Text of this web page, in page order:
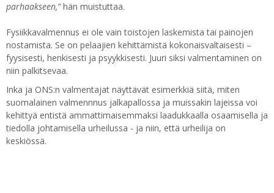
parhaakseen,”hän muistuttaa.
Fysiikkavalmennus ei ole vain toistojen laskemista tai painojen
nostamista. Se on pelaajien kehittämistä kokonaisvaltaisesti –
fyysisesti, henkisesti ja psyykkisesti. Juuri siksi valmentaminen on
niin palkitsevaa.
Inka ja ONS:n valmentajat näyttävät esimerkkiä siitä, miten
suomalainen valmennnus jalkapallossa ja muissakin lajeissa voi
kehittyä entistä ammattimaisemmaksi laadukkaalla osaamisella ja
tiedolla johtamisella urheilussa - ja niin, että urheilija on
keskiössä.